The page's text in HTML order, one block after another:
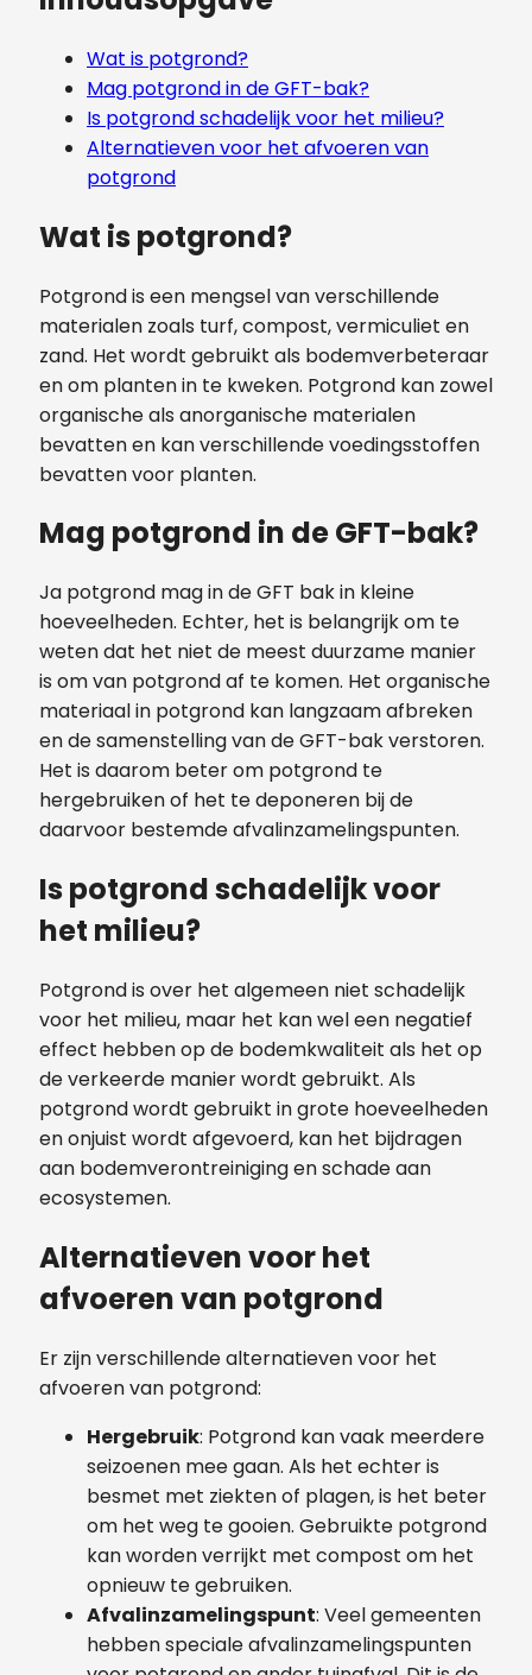
Wat is potgrond?
Mag potgrond in de GFT-bak?
Is potgrond schadelijk voor het milieu?
Alternatieven voor het afvoeren van
potgrond
Wat is potgrond?
Potgrond is een mengsel van verschillende
materialen zoals turf, compost, vermiculiet en
zand. Het wordt gebruikt als bodemverbeteraar
en om planten in te kweken. Potgrond kan zowel
organische als anorganische materialen
bevatten en kan verschillende voedingsstoffen
bevatten voor planten.
Mag potgrond in de GFT-bak?
Ja potgrond mag in de GFT bak in kleine
hoeveelheden. Echter, het is belangrijk om te
weten dat het niet de meest duurzame manier
is om van potgrond af te komen. Het organische
materiaal in potgrond kan langzaam afbreken
en de samenstelling van de GFT-bak verstoren.
Het is daarom beter om potgrond te
hergebruiken of het te deponeren bij de
daarvoor bestemde afvalinzamelingspunten.
Is potgrond schadelijk voor
het milieu?
Potgrond is over het algemeen niet schadelijk
voor het milieu, maar het kan wel een negatief
effect hebben op de bodemkwaliteit als het op
de verkeerde manier wordt gebruikt. Als
potgrond wordt gebruikt in grote hoeveelheden
en onjuist wordt afgevoerd, kan het bijdragen
aan bodemverontreiniging en schade aan
ecosystemen.
Alternatieven voor het
afvoeren van potgrond
Er zijn verschillende alternatieven voor het
afvoeren van potgrond:
Hergebruik: Potgrond kan vaak meerdere
seizoenen mee gaan. Als het echter is
besmet met ziekten of plagen, is het beter
om het weg te gooien. Gebruikte potgrond
kan worden verrijkt met compost om het
opnieuw te gebruiken.
Afvalinzamelingspunt: Veel gemeenten
hebben speciale afvalinzamelingspunten